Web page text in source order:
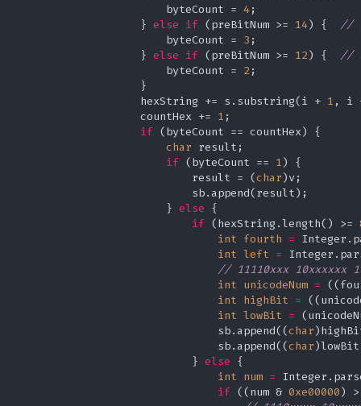
                        byteCount =
4;
                    }
else if (preBitNum >= 14) { //
                        byteCount =
3 ;
                    }
else if (preBitNum >= 12) { //
                        byteCount =
2;
                    }
                    hexString += s.substring(i +
1 , i
                    countHex +=
1 ;
if (byteCount == countHex) {
char result;
if (byteCount == 1) {
                            result = (
char)v;
                            sb.append(result);
                        }
else {
if (hexString.length() >=
int fourth =
int left =
// 11110xxx 10xxxxxx
int unicodeNum =
int highBit =
int lowBit =
                                sb.append((
char
                                sb.append((
char
                            }
else {
int num =
if ((num & 0xe00000)